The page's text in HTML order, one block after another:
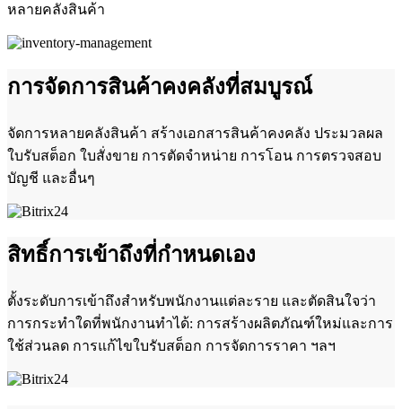
หลายคลังสินค้า
การจัดการสินค้าคงคลังที่สมบูรณ์
จัดการหลายคลังสินค้า สร้างเอกสารสินค้าคงคลัง ประมวลผล
ใบรับสต็อก ใบสั่งขาย การตัดจำหน่าย การโอน การตรวจสอบ
บัญชี และอื่นๆ
สิทธิ์การเข้าถึงที่กำหนดเอง
ตั้งระดับการเข้าถึงสำหรับพนักงานแต่ละราย และตัดสินใจว่า
การกระทำใดที่พนักงานทำได้: การสร้างผลิตภัณฑ์ใหม่และการ
ใช้ส่วนลด การแก้ไขใบรับสต็อก การจัดการราคา ฯลฯ